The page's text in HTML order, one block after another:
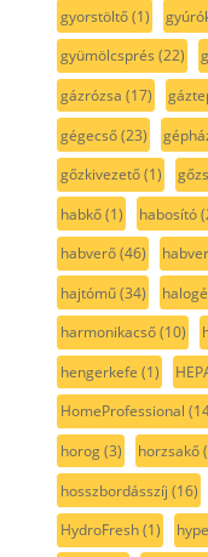
gyorstöltő(1)
gyümölcsprés (22)
gázrózsa (17)
gégecső(23)
gőzkivezető(1)
habkő(1) habosító
habverő(46)
hajtómű(34)
harmonikacső(10)
hengerkefe (1)
HomeProfessional
horog(3) horzsakő
hosszbordásszíj (16)
HydroFresh(1)